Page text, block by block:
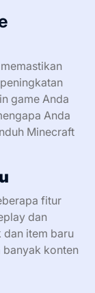
game Anda
Anda
Minecraft
fitur
dan
dan item baru
banyak konten